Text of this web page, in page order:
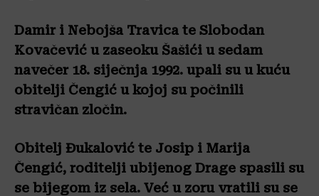
Damir i Nebojša Travica te Slobodan
Kovačević u zaseoku Šašići u sedam
navečer 18. siječnja 1992. upali su u kuću
obitelji Čengić u kojoj su počinili
stravičan zločin.
Obitelj Đukalović te Josip i Marija
Čengić, roditelji ubijenog Drage spasili su
se bijegom iz sela. Već u zoru vratili su se